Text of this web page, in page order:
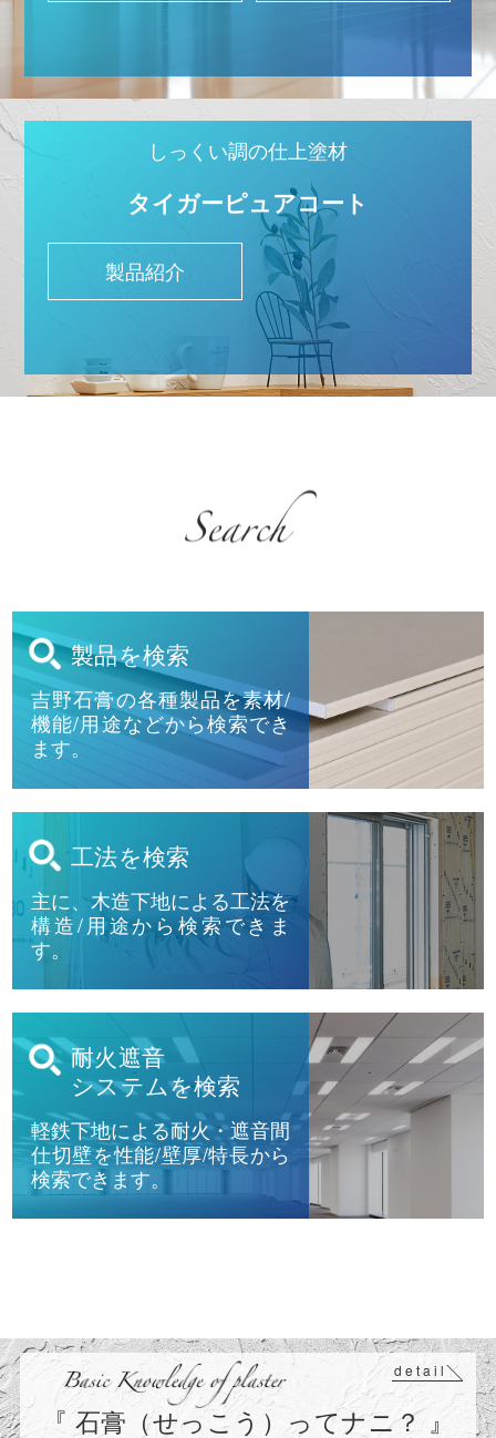
タイガーピュアコート
しっくい調の仕上塗材
製品紹介
製品を検索
吉野石膏の各種製品を素材/
機能/用途などから検索でき
ます。
工法を検索
主に、木造下地による工法を
構造/用途から検索できま
す。
耐火遮音
システムを検索
軽鉄下地による耐火・遮音間
仕切壁を性能/壁厚/特長から
検索できます。
『 石膏（せっこう）ってナニ？ 』
detail